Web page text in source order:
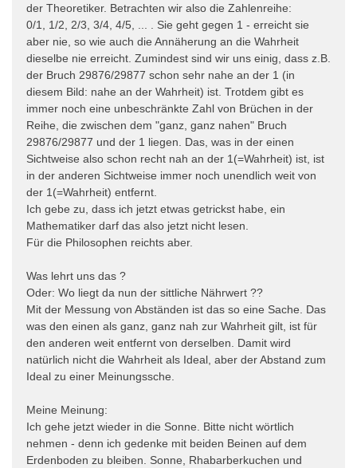
der Theoretiker. Betrachten wir also die Zahlenreihe:
0/1, 1/2, 2/3, 3/4, 4/5, ... . Sie geht gegen 1 - erreicht sie
aber nie, so wie auch die Annäherung an die Wahrheit
dieselbe nie erreicht. Zumindest sind wir uns einig, dass z.B.
der Bruch 29876/29877 schon sehr nahe an der 1 (in
diesem Bild: nahe an der Wahrheit) ist. Trotdem gibt es
immer noch eine unbeschränkte Zahl von Brüchen in der
Reihe, die zwischen dem "ganz, ganz nahen" Bruch
29876/29877 und der 1 liegen. Das, was in der einen
Sichtweise also schon recht nah an der 1(=Wahrheit) ist, ist
in der anderen Sichtweise immer noch unendlich weit von
der 1(=Wahrheit) entfernt.
Ich gebe zu, dass ich jetzt etwas getrickst habe, ein
Mathematiker darf das also jetzt nicht lesen.
Für die Philosophen reichts aber.
Was lehrt uns das ?
Oder: Wo liegt da nun der sittliche Nährwert ??
Mit der Messung von Abständen ist das so eine Sache. Das
was den einen als ganz, ganz nah zur Wahrheit gilt, ist für
den anderen weit entfernt von derselben. Damit wird
natürlich nicht die Wahrheit als Ideal, aber der Abstand zum
Ideal zu einer Meinungssche.
Meine Meinung:
Ich gehe jetzt wieder in die Sonne. Bitte nicht wörtlich
nehmen - denn ich gedenke mit beiden Beinen auf dem
Erdenboden zu bleiben. Sonne, Rhabarberkuchen und